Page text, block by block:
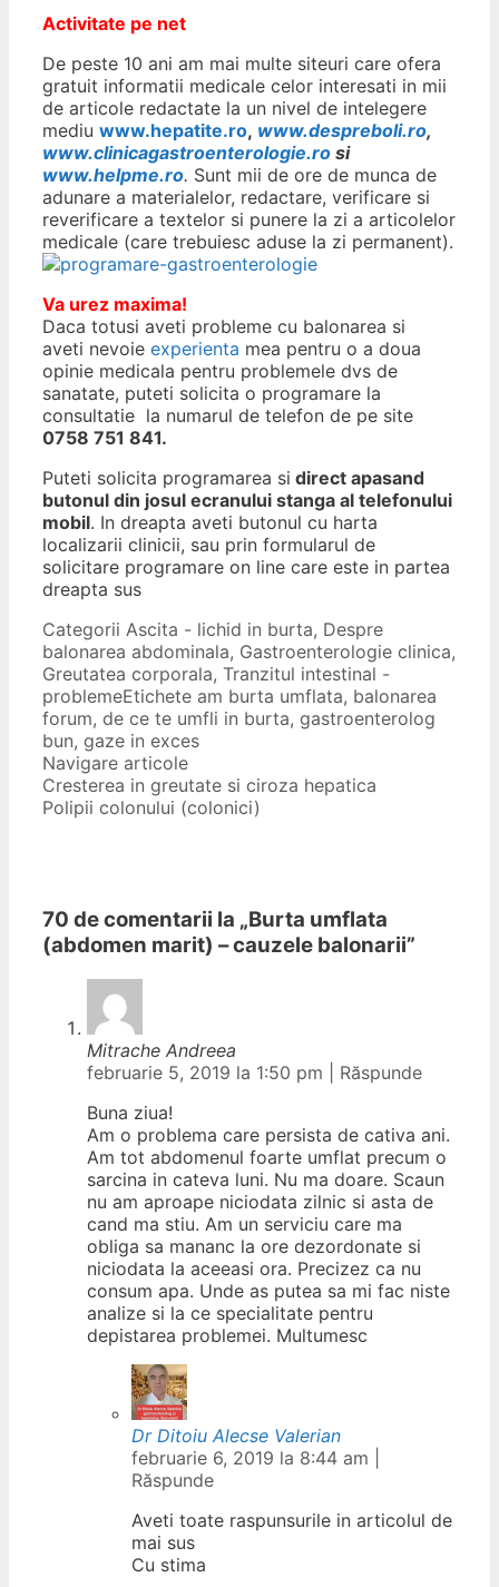
Activitate pe net
De peste 10 ani am mai multe siteuri care ofera
gratuit informatii medicale celor interesati in mii
de articole redactate la un nivel de intelegere
mediu www.hepatite.ro, www.despreboli.ro,
www.clinicagastroenterologie.ro si
www.helpme.ro. Sunt mii de ore de munca de
adunare a materialelor, redactare, verificare si
reverificare a textelor si punere la zi a articolelor
medicale (care trebuiesc aduse la zi permanent).
Va urez maxima!
Daca totusi aveti probleme cu balonarea si
aveti nevoie experienta mea pentru o a doua
opinie medicala pentru problemele dvs de
sanatate, puteti solicita o programare la
consultatie la numarul de telefon de pe site
0758 751 841.
Puteti solicita programarea si direct apasand
butonul din josul ecranului stanga al telefonului
mobil. In dreapta aveti butonul cu harta
localizarii clinicii, sau prin formularul de
solicitare programare on line care este in partea
dreapta sus
Categorii Ascita - lichid in burta, Despre
balonarea abdominala, Gastroenterologie clinica,
Greutatea corporala, Tranzitul intestinal -
problemeEtichete am burta umflata, balonarea
forum, de ce te umfli in burta, gastroenterolog
bun, gaze in exces
Navigare articole
Cresterea in greutate si ciroza hepatica
Polipii colonului (colonici)
70 de comentarii la „Burta umflata
(abdomen marit) – cauzele balonarii”
Mitrache Andreea
februarie 5, 2019 la 1:50 pm
Răspunde
Buna ziua!
Am o problema care persista de cativa ani.
Am tot abdomenul foarte umflat precum o
sarcina in cateva luni. Nu ma doare. Scaun
nu am aproape niciodata zilnic si asta de
cand ma stiu. Am un serviciu care ma
obliga sa mananc la ore dezordonate si
niciodata la aceeasi ora. Precizez ca nu
consum apa. Unde as putea sa mi fac niste
analize si la ce specialitate pentru
depistarea problemei. Multumesc
Dr Ditoiu Alecse Valerian
februarie 6, 2019 la 8:44 am
Răspunde
Aveti toate raspunsurile in articolul de
mai sus
Cu stima